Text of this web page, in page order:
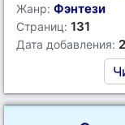
Жанр: Фэнтези
Страниц: 131
Дата добавления: